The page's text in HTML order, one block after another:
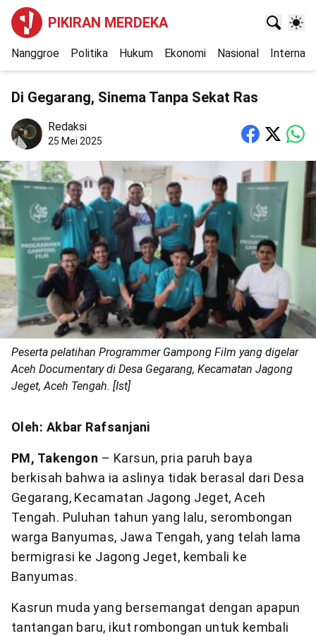
PIKIRAN MERDEKA
Nanggroe Politika Hukum Ekonomi Nasional
Di Gegarang, Sinema Tanpa Sekat Ras
Redaksi
25 Mei 2025
Peserta pelatihan Programmer Gampong Film yang digelar
Aceh Documentary di Desa Gegarang, Kecamatan Jagong
Jeget, Aceh Tengah. [Ist]
Oleh: Akbar Rafsanjani
PM, Takengon – Karsun, pria paruh baya
berkisah bahwa ia aslinya tidak berasal dari Desa
Gegarang, Kecamatan Jagong Jeget, Aceh
Tengah. Puluhan tahun yang lalu, serombongan
warga Banyumas, Jawa Tengah, yang telah lama
bermigrasi ke Jagong Jeget, kembali ke
Banyumas.
Kasrun muda yang bersemangat dengan apapun
tantangan baru, ikut rombongan untuk kembali